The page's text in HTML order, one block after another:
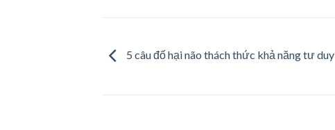
5 câu đố hại não thách thức khả năng tư duy